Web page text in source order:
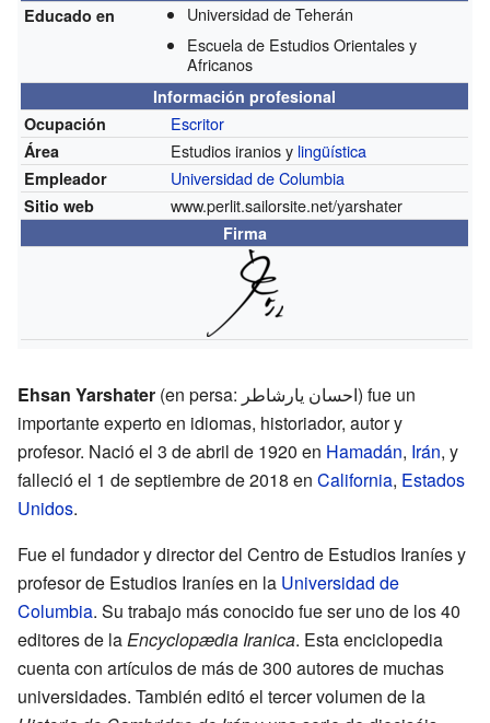
Educado en
Universidad de Teherán
Escuela de Estudios Orientales y
Africanos
Información profesional
Ocupación
Escritor
Área Estudios iranios y lingüística
Empleador Universidad de Columbia
Sitio web www.perlit.sailorsite.net/yarshater
Firma
Ehsan Yarshater (en persa: احسان يارشاطر) fue un
importante experto en idiomas, historiador, autor y
profesor. Nació el 3 de abril de 1920 en Hamadán, Irán, y
falleció el 1 de septiembre de 2018 en California, Estados
Unidos.
Fue el fundador y director del Centro de Estudios Iraníes y
profesor de Estudios Iraníes en la Universidad de
Columbia. Su trabajo más conocido fue ser uno de los 40
editores de laEncyclopædia Iranica. Esta enciclopedia
cuenta con artículos de más de 300 autores de muchas
universidades. También editó el tercer volumen de la